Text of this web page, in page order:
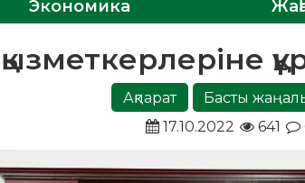
Экономика
Ақпарат
Басты
17.10.2022
641